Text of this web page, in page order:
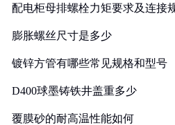
配电柜母排螺栓力矩要求及连接
膨胀螺丝尺寸是多少
镀锌方管有哪些常见规格和型号
D400球墨铸铁井盖重多少
覆膜砂的耐高温性能如何